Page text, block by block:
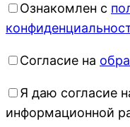
Ознакомлен с
Согласие на
Я даю согласие
информационной